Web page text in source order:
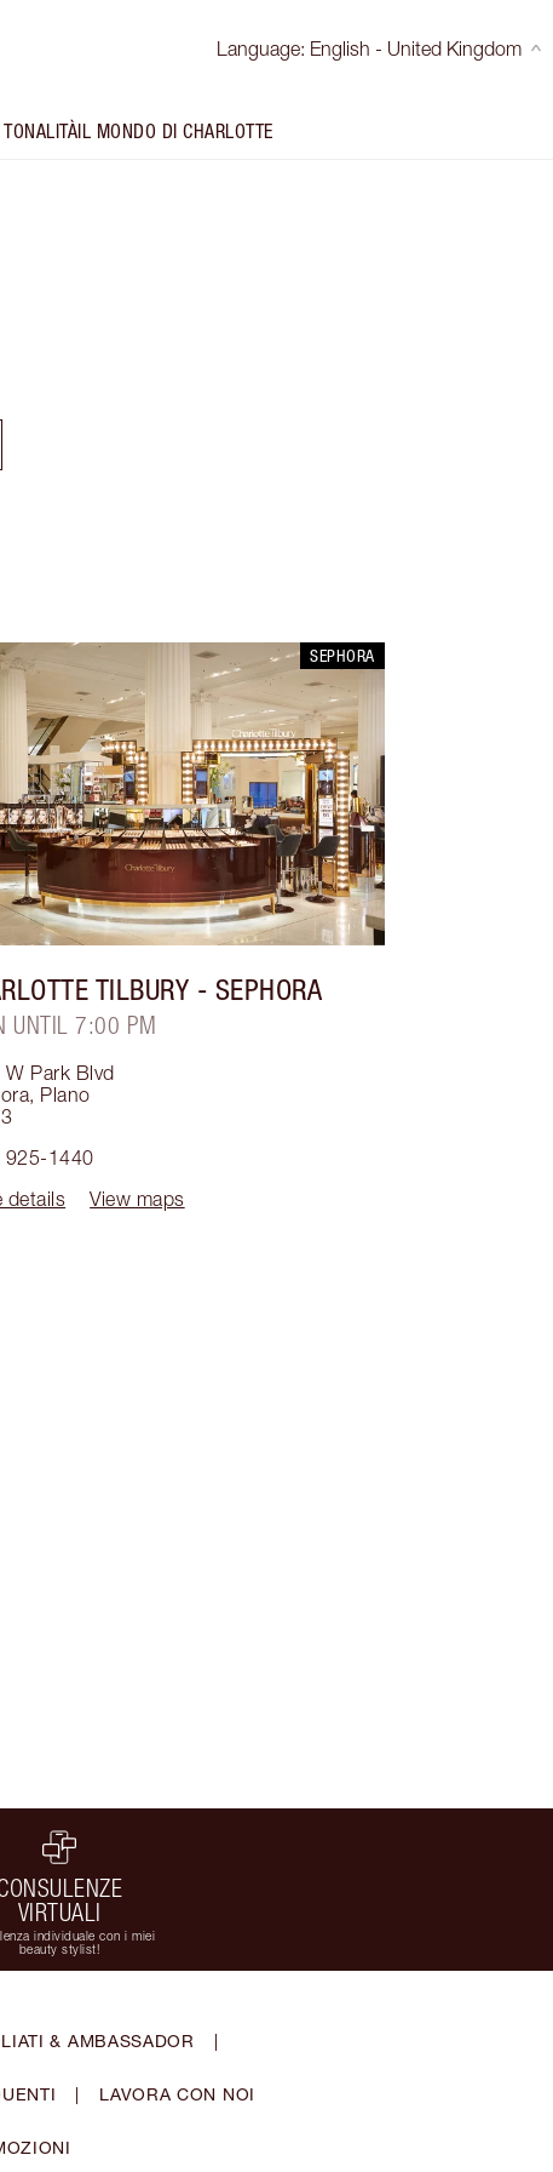
Language: English - United Kingdom
IL MONDO DI CHARLOTTE
SEPHORA
TILBURY - SEPHORA
UNTIL 7:00 PM
W Park Blvd
, Plano
925-1440
details
View maps
VIRTUALI
individuale con i miei
beauty stylist!
& AMBASSADOR |
| LAVORA CON NOI